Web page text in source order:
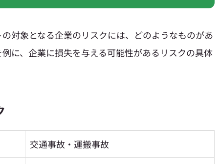
対象となる企業のリスクには、どのようなものがあ
に、企業に損失を与える可能性があるリスクの具体
交通事故・運搬事故